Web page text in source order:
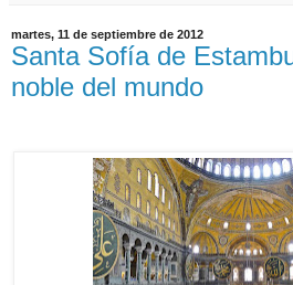
martes, 11 de septiembre de 2012
Santa Sofía de
noble del mundo